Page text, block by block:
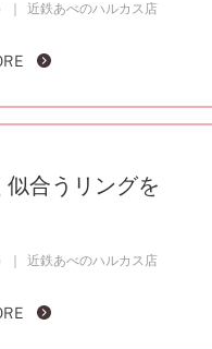
近鉄あべのハルカス店
似合うリングを
近鉄あべのハルカス店